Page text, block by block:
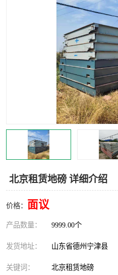
北京租赁地磅 详细介绍
价格： 面议
产品数量： 9999.00个
发货地址： 山东省德州宁津县
关键词： 北京租赁地磅
装载机电子秤
半自动输送机
塑料撕碎机